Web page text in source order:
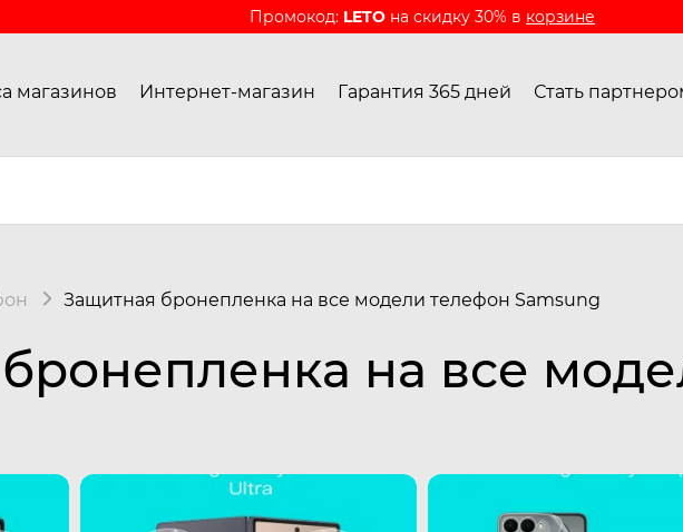
Промокод: LETO на скидку 30% в корзине
магазинов Интернет-магазин Гарантия 365 дней Стать
Защитная бронепленка на все модели телефон Samsung
на все